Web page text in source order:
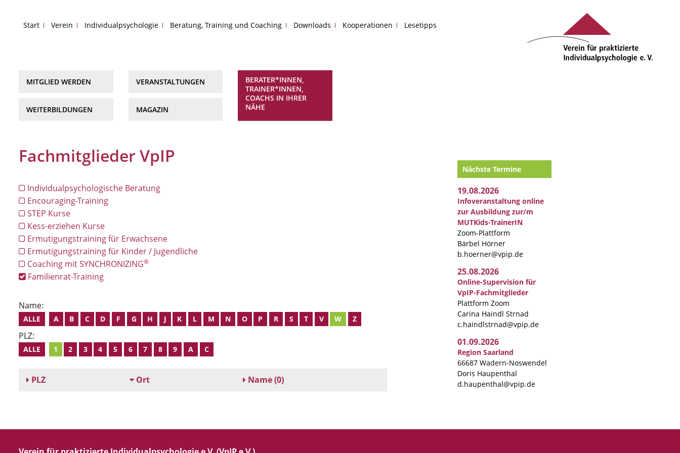
Start Verein Individualpsychologie Beratung, Training und Coaching Downloads Kooperationen Lesetipps
MITGLIED WERDEN
WEITERBILDUNGEN
VERANSTALTUNGEN
MAGAZIN
BERATER*INNEN,
TRAINER*INNEN,
COACHS IN IHRER
NÄHE
Fachmitglieder VpIP
Individualpsychologische Beratung
Encouraging-Training
STEP Kurse
Kess-erziehen Kurse
Ermutigungstraining für Erwachsene
Ermutigungstraining für Kinder / Jugendliche
Coaching mit SYNCHRONIZING®
Familienrat-Training
Name:
ALLE A B C D F G H J K L M N O P R S T V W Z
PLZ:
ALLE 1 2 3 4 5 6 7 8 9 A C
PLZ Ort Name(0)
Nächste Termine
19.08.2026
Infoveranstaltung online
zur Ausbildung zur/m
MUTKids-TrainerIN
Zoom-Plattform
Bärbel Hörner
b.hoerner@vpip.de
25.08.2026
Online-Supervision für
VpIP-Fachmitglieder
Plattform Zoom
Carina Haindl Strnad
c.haindlstrnad@vpip.de
01.09.2026
Region Saarland
66687 Wadern-Noswendel
Doris Haupenthal
d.haupenthal@vpip.de